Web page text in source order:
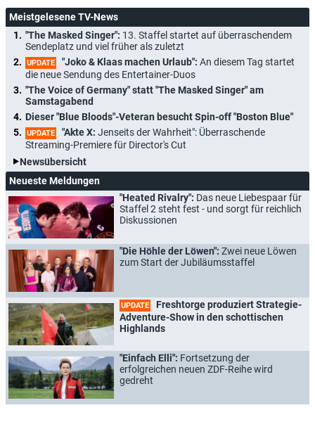
Meistgelesene TV-News
"The Masked Singer": 13. Staffel startet auf überraschendem
Sendeplatz und viel früher als zuletzt
UPDATE "Joko & Klaas machen Urlaub": An diesem Tag startet
die neue Sendung des Entertainer-Duos
"The Voice of Germany" statt "The Masked Singer" am
Samstagabend
Dieser "Blue Bloods"-Veteran besucht Spin-off "Boston Blue"
UPDATE "Akte X: Jenseits der Wahrheit": Überraschende
Streaming-Premiere für Director's Cut
Newsübersicht
Neueste Meldungen
"Heated Rivalry": Das neue Liebespaar für
Staffel 2 steht fest - und sorgt für reichlich
Diskussionen
"Die Höhle der Löwen": Zwei neue Löwen
zum Start der Jubiläumsstaffel
UPDATE
Freshtorge produziert Strategie-
Adventure-Show in den schottischen
Highlands
"Einfach Elli": Fortsetzung der
erfolgreichen neuen ZDF-Reihe wird
gedreht